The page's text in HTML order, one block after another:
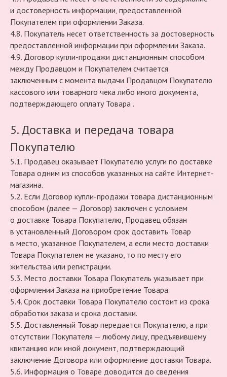
и достоверность информации, предоставленной
Покупателем при оформлении Заказа.
4.8. Покупатель несет ответственность за достоверность
предоставленной информации при оформлении Заказа.
4.9. Договор купли-продажи дистанционным способом
между Продавцом и Покупателем считается
заключенным с момента выдачи Продавцом Покупателю
кассового или товарного чека либо иного документа,
подтверждающего оплату Товара .
5. Доставка и передача товара
Покупателю
5.1. Продавец оказывает Покупателю услуги по доставке
Товара одним из способов указанных на сайте Интернет-
магазина.
5.2. Если Договор купли-продажи товара дистанционным
способом (далее — Договор) заключен с условием
о доставке Товара Покупателю, Продавец обязан
в установленный Договором срок доставить Товар
в место, указанное Покупателем, а если место доставки
Товара Покупателем не указано, то по месту его
жительства или регистрации.
5.3. Место доставки Товара Покупатель указывает при
оформлении Заказа на приобретение Товара.
5.4. Срок доставки Товара Покупателю состоит из срока
обработки заказа и срока доставки.
5.5. Доставленный Товар передается Покупателю, а при
отсутствии Покупателя — любому лицу, предъявившему
квитанцию или иной документ, подтверждающий
заключение Договора или оформление доставки Товара.
5.6. Информация о Товаре доводится до сведения